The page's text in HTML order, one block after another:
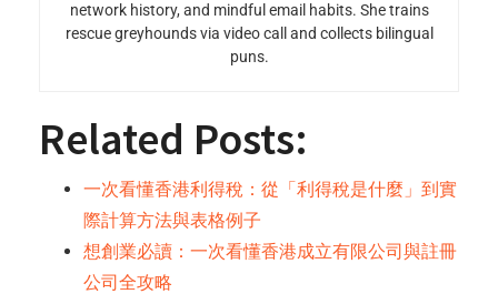
network history, and mindful email habits. She trains
rescue greyhounds via video call and collects bilingual
puns.
Related Posts:
一次看懂香港利得稅：從「利得稅是什麼」到實
際計算方法與表格例子
想創業必讀：一次看懂香港成立有限公司與註冊
公司全攻略